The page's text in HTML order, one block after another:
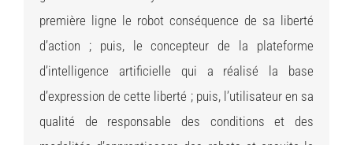
première ligne le robot conséquence de sa liberté
d’action ; puis, le concepteur de la plateforme
d’intelligence artificielle qui a réalisé la base
d’expression de cette liberté ; puis, l’utilisateur en sa
qualité de responsable des conditions et des